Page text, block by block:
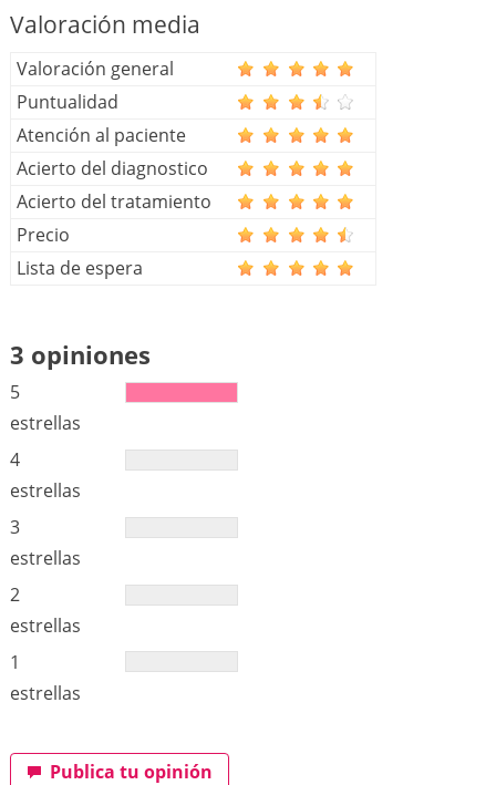
Valoración media
Valoración general
Puntualidad
Atención al paciente
Acierto del diagnostico
Acierto del tratamiento
Precio
Lista de espera
3 opiniones
5
estrellas
4
estrellas
3
estrellas
2
estrellas
1
estrellas
Publica tu opinión